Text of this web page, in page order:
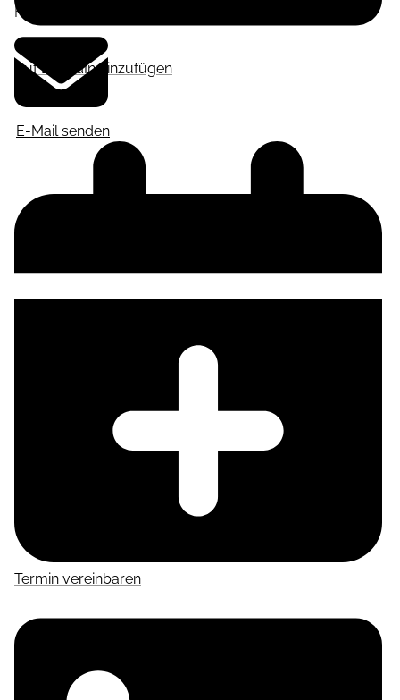
Auf LinkedIn hinzufügen
Frankfurt am Main
E-Mail senden
Termin vereinbaren